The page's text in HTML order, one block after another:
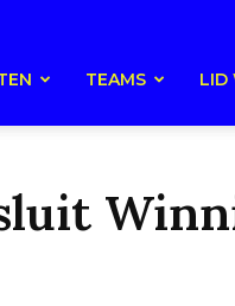
TEAMS LID